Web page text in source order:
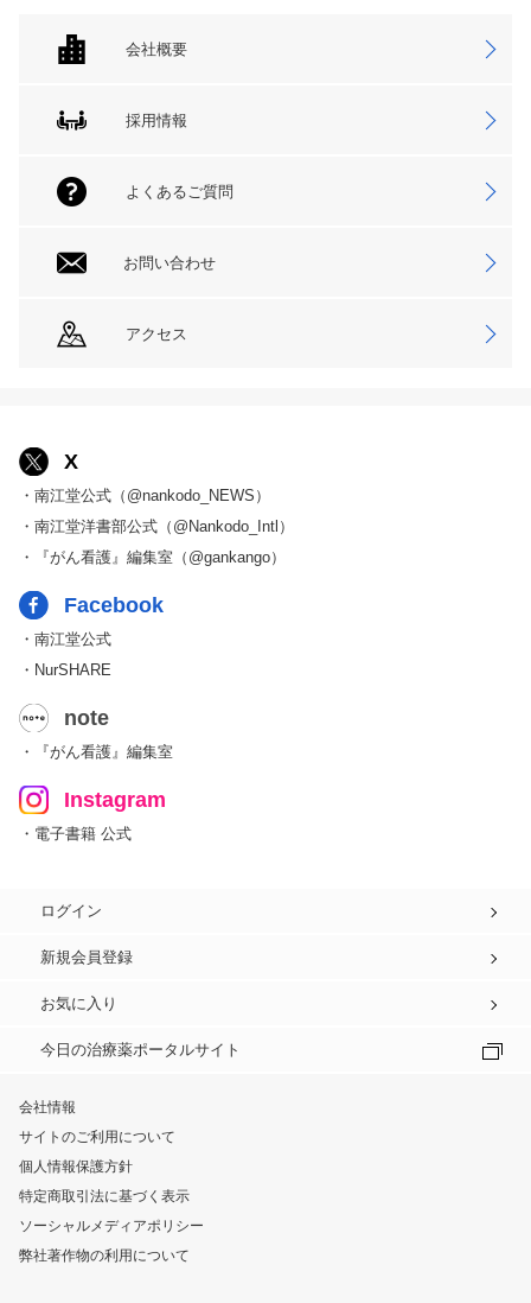
会社概要
採用情報
よくあるご質問
お問い合わせ
アクセス
X
・南江堂公式（@nankodo_NEWS）
・南江堂洋書部公式（@Nankodo_Intl）
・『がん看護』編集室（@gankango）
Facebook
・南江堂公式
・NurSHARE
note
・『がん看護』編集室
Instagram
・電子書籍 公式
ログイン
新規会員登録
お気に入り
今日の治療薬ポータルサイト
会社情報
サイトのご利用について
個人情報保護方針
特定商取引法に基づく表示
ソーシャルメディアポリシー
弊社著作物の利用について